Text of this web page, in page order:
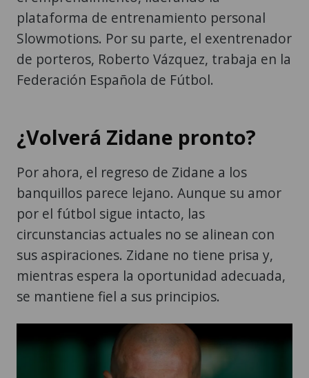
plataforma de entrenamiento personal
Slowmotions. Por su parte, el exentrenador
de porteros, Roberto Vázquez, trabaja en la
Federación Española de Fútbol.
¿Volverá Zidane pronto?
Por ahora, el regreso de Zidane a los
banquillos parece lejano. Aunque su amor
por el fútbol sigue intacto, las
circunstancias actuales no se alinean con
sus aspiraciones. Zidane no tiene prisa y,
mientras espera la oportunidad adecuada,
se mantiene fiel a sus principios.